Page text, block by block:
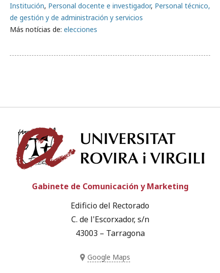
Institución, Personal docente e investigador, Personal técnico,
de gestión y de administración y servicios
Más notícias de: elecciones
Gabinete de Comunicación y Marketing
Edificio del Rectorado
C. de l'Escorxador, s/n
43003 – Tarragona
Google Maps